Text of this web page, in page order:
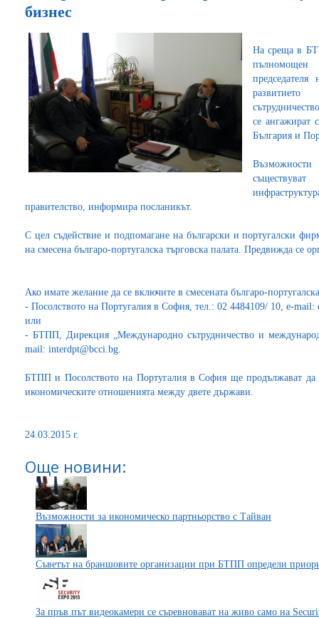
бизнес
На среща в
се ангажират
България и
правителство, информира посланикът.
С цел съдействие и подпомагане на български и португалски
на смесена българо-португалска търговска палата. Предвижда се
Ако имате желание да се включите в смесената българо-
- Посолството на Португалия в София, тел.: 02 4484109/ 10, е-
или
- БТПП, Дирекция „Международно сътрудничество и
mail: interdpt@bcci.bg.
БТПП и Посолството на Португалия в София ще продължават да
икономическите отношенията между двете държави.
24.03.2015 г.
Още новини:
Възможности за икономическо партньорство с Тайван
Съветът на браншовите организации при БТПП определи
За пръв път видеокамери се съревновават на живо само на